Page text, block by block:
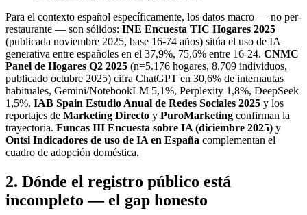
Para el contexto español específicamente, los datos macro — no per-
restaurante — son sólidos: INE Encuesta TIC Hogares 2025
(publicada noviembre 2025, base 16-74 años) sitúa el uso de IA
generativa entre españoles en el 37,9%, 75,6% entre 16-24. CNMC
Panel de Hogares Q2 2025 (n=5.176 hogares, 8.709 individuos,
publicado octubre 2025) cifra ChatGPT en 30,6% de internautas
habituales, Gemini/NotebookLM 5,1%, Perplexity 1,8%, DeepSeek
1,5%. IAB Spain Estudio Anual de Redes Sociales 2025 y los
reportajes de Marketing Directo y PuroMarketing confirman la
trayectoria. Funcas III Encuesta sobre IA (diciembre 2025) y
Ontsi Indicadores de uso de IA en España complementan el
cuadro de adopción doméstica.
2. Dónde el registro público está
incompleto — el gap honesto